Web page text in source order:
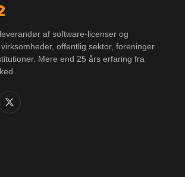
af software-licenser og
offentlig sektor, foreninger
Mere end 25 års erfaring fra